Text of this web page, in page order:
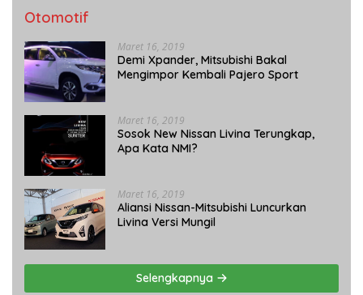
Otomotif
Maret 16, 2019
Demi Xpander, Mitsubishi Bakal
Mengimpor Kembali Pajero Sport
Maret 16, 2019
Sosok New Nissan Livina Terungkap,
Apa Kata NMI?
Maret 16, 2019
Aliansi Nissan-Mitsubishi Luncurkan
Livina Versi Mungil
Selengkapnya